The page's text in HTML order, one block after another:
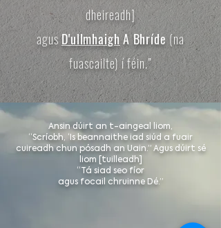
dheireadh]
agusD'ullmhaighA Bhríde(na
fuascailte) í féin.”
Ansin dúirt an t-aingeal liom,
“Scríobh, ‘Is beannaithe iad siúd a fuair
cuireadh chun pósadh an Uain.” Agus dúirt sé
liom [tuilleadh]
“Tá siad seo fíor
agus focail chruinne Dé.”